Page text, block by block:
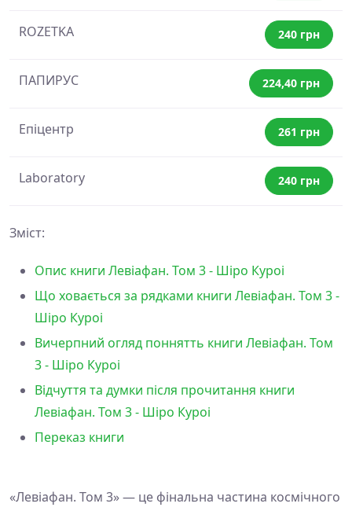
ROZETKA 240 грн
ПАПИРУС 224,40 грн
Епіцентр 261 грн
Laboratory 240 грн
Зміст:
Опис книги Левіафан. Том 3 - Шіро Куроі
Що ховається за рядками книги Левіафан. Том 3 -
Шіро Куроі
Вичерпний огляд поннятть книги Левіафан. Том
3 - Шіро Куроі
Відчуття та думки після прочитання книги
Левіафан. Том 3 - Шіро Куроі
Переказ книги
«Левіафан. Том 3» — це фінальна частина космічного